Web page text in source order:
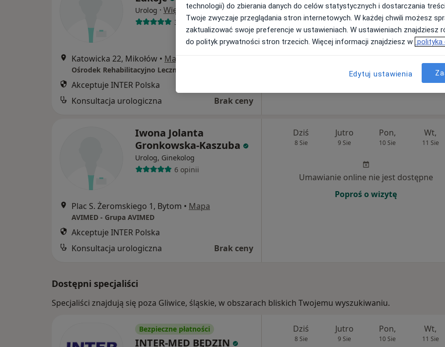
Urolog · Więcej
36 opinii
Katowicka 22, Mikołów • Mapa
Ośrodek Rehabilitacyjno Leczniczy - Grupa AVIMED
Akceptuje INTER Polska
Konsultacja urologiczna
Brak ceny
Umawianie online nie jest dostępne
Poproś o wizytę
Iwona Jolanta
Gronkowska-Kaszuba
Urolog, Ginekolog
6 opinii
Plac S. Żeromskiego 1, Bytom • Mapa
AVIMED - Grupa AVIMED
Akceptuje INTER Polska
Konsultacja urologiczna
Brak ceny
Dziś
8 Sie
Jutro
9 Sie
Pon,
10 Sie
Wt,
11 Sie
Umawianie online nie jest dostępne
Poproś o wizytę
Dostępni specjaliści
Specjaliści znajdują się poza Gliwice, śląskie, w obszarach bliskich Twojemu wyszukiwaniu.
Bezpieczne płatności
INTER-MED BĘDZIN
Dziś
8 Sie
Jutro
9 Sie
Pon,
10 Sie
Wt,
11 Sie
technologii) do zbierania danych do celów statystycznych i dostarczania
Twoje zwyczaje przeglądania stron internetowych. W każdej chwili możesz
zaktualizować swoje preferencje w ustawieniach. W ustawieniach znajdziesz
do polityk prywatności stron trzecich. Więcej informacji znajdziesz w polityka
Edytuj ustawienia